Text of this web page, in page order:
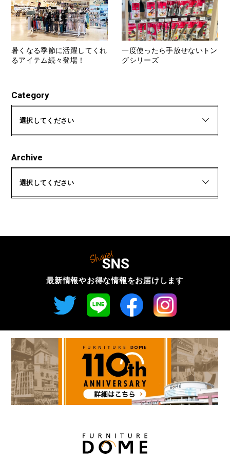
暑くなる季節に活躍してくれ
るアイテム続々登場！
一度使ったら手放せないトン
グシリーズ
Category
選択してください
Archive
選択してください
最新情報やお得な情報をお届けします